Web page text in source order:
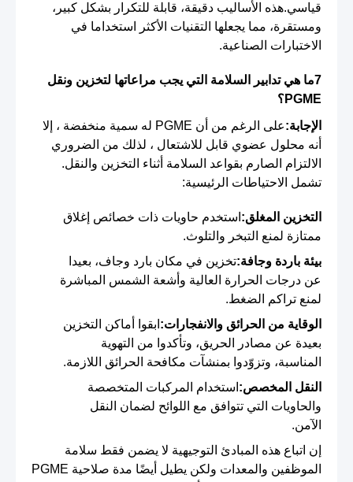
قياسي.هذه الأساليب دقيقة، قابلة للتكرار بشكل كبير،
ومستقرة، مما يجعلها التقنيات الأكثر استخداما في
الاختبارات الصناعية.
7ما هي تدابير السلامة التي يجب مراعاتها لتخزين ونقل
PGME؟
الإجابة:
على الرغم من أن PGME له سمية منخفضة ، إلا
أنه محلول عضوي قابل للاشتعال ، لذلك من الضروري
الالتزام الصارم بقواعد السلامة أثناء التخزين والنقل.
تشمل الاحتياطات الرئيسية:
التخزين المغلق: استخدم حاويات ذات خصائص إغلاق
ممتازة لمنع التبخر والتلوث.
بيئة باردة وجافة:تخزين في مكان بارد وجاف، بعيدا
عن درجات الحرارة العالية وأشعة الشمس المباشرة
لمنع تراكم الضغط.
الوقاية من الحرائق والانفجارات: ابقوا أماكن التخزين
بعيدة عن مصادر الحريق، وتأكدوا من التهوية
المناسبة، وتزوّدوا بمنشآت مكافحة الحرائق اللازمة.
النقل المخصص: استخدام المركبات المتخصصة
والحاويات التي تتوافق مع اللوائح لضمان النقل
الآمن.
إن اتباع هذه المبادئ التوجيهية لا يضمن فقط سلامة
الموظفين والمعدات ولكن يطيل أيضًا مدة صلاحية PGME